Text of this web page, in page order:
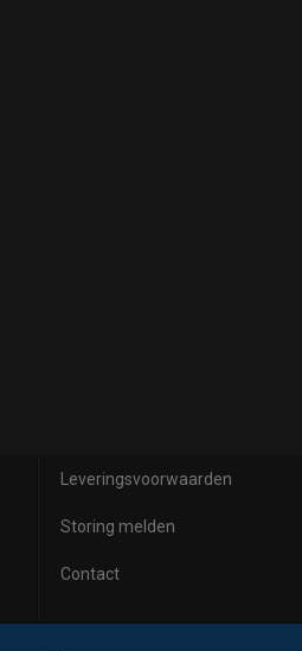
Leveringsvoorwaarden
Storing melden
Contact